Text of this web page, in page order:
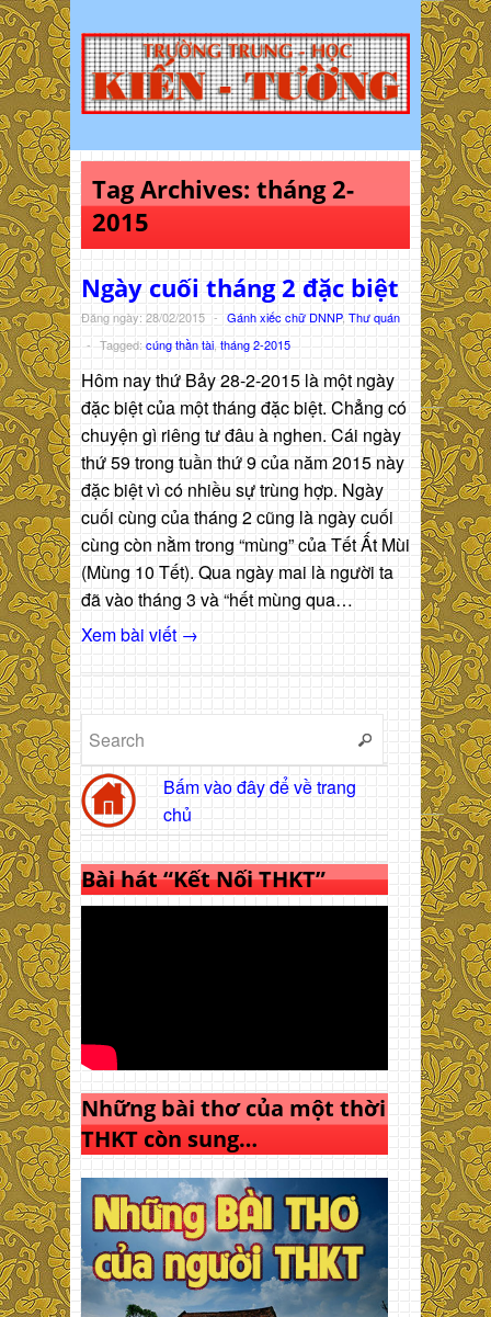
Tag Archives: tháng 2-
2015
Ngày cuối tháng 2 đặc biệt
Đăng ngày: 28/02/2015 - Gánh xiếc chữ DNNP, Thư quán
- Tagged: cúng thần tài tháng 2-2015
Hôm nay thứ Bảy 28-2-2015 là một ngày
đặc biệt của một tháng đặc biệt. Chẳng có
chuyện gì riêng tư đâu à nghen. Cái ngày
thứ 59 trong tuần thứ 9 của năm 2015 này
đặc biệt vì có nhiều sự trùng hợp. Ngày
cuối cùng của tháng 2 cũng là ngày cuối
cùng còn nằm trong “mùng” của Tết Ất Mùi
(Mùng 10 Tết). Qua ngày mai là người ta
đã vào tháng 3 và “hết mùng qua…
Xem bài viết →
Bấm vào đây để về trang
chủ
Bài hát “Kết Nối THKT”
Những bài thơ của một thời
THKT còn sung…